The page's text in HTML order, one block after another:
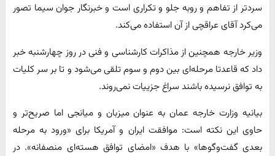
سردتر از تفاهم و روبه جلو و تکراری است و خبرنگار جوان سیما تصور
می‌کرد آقای عراقچی از آن استفاده می‌کند.
وزیر خارجه همچنین از مذاکرات کارشناسی و فنی در روز چهارشنبه خبر
داد که قاعدتا مرحله‌ای بین دوم و سوم تلقی می‌شود و تا بر سر کلیات
به توافق نرسیده باشند سراغ جزییات نمی‌روند.
بیانیه وزارت خارجه عمان به عنوان میزبان و میانجی اما صریح‌تر و
حاوی این نکته است: موافقت ایران و آمریکا برای «ورود به مرحله
بعدی‌ گفت‌وگوها» با هدف «امضای توافق هسته‌ای منصفانه». در